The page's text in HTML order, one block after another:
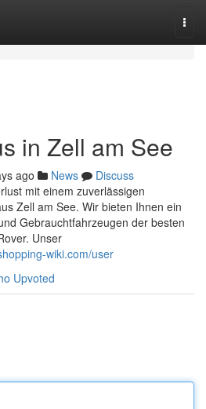
in Zell am See
ago News
Discuss
mit einem zuverlässigen
Zell am See. Wir bieten Ihnen ein
Gebrauchtfahrzeugen der besten
Unser
wiki.com/user
Upvoted